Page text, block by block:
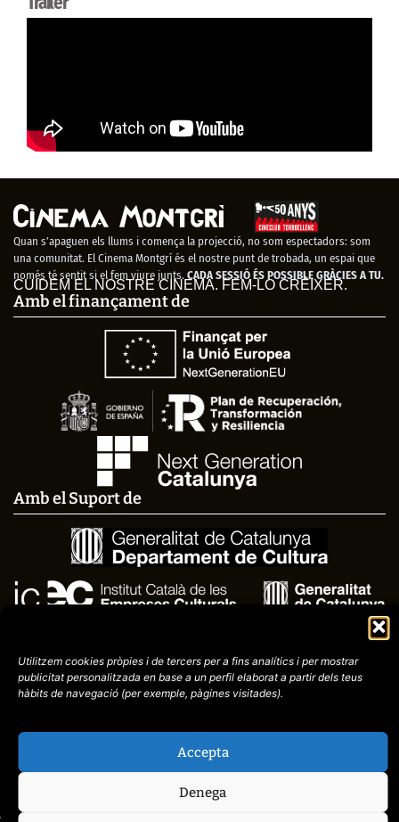
Utilitzem cookies pròpies i de tercers per a fins analítics i per mostrar
publicitatpersonalitzada en base a un perfil elaborat a partir dels teus
hàbits de navegació (perexemple, pàgines visitades).
Accepta
Denega
Quan s’apaguen els llums i comença la projecció, no som espectadors: som
una comunitat. El Cinema Montgrí és el nostre punt de trobada, un espai que
només té sentit si el fem viure junts. CADA SESSIÓ ÉS POSSIBLE GRÀCIES A TU.
CUIDEM EL NOSTRE CINEMA. FEM-LO CRÉIXER.
Amb el finançament de
Amb el Suport de